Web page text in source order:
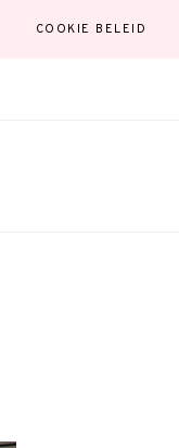
COOKIE BELEID